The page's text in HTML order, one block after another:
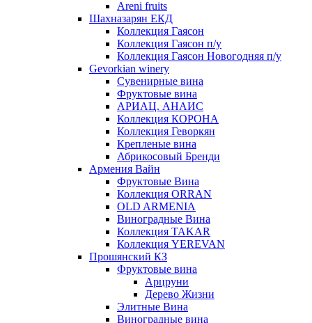
Areni fruits
Шахназарян ЕКД
Коллекция Гаясон
Коллекция Гаясон п/у
Коллекция Гаясон Новогодняя п/у
Gevorkian winery
Сувенирные вина
Фруктовые вина
АРИАЦ. АНАИС
Коллекция КОРОНА
Коллекция Геворкян
Крепленые вина
Абрикосовый Бренди
Армения Вайн
Фруктовые Вина
Коллекция ORRAN
OLD ARMENIA
Виноградные Вина
Коллекция TAKAR
Коллекция YEREVAN
Прошянский КЗ
Фруктовые вина
Арцруни
Дерево Жизни
Элитные Вина
Виноградные вина